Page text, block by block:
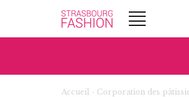
Accueil › Corporation des